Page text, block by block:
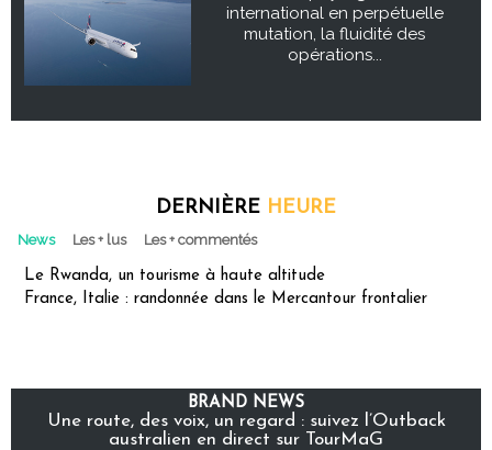
international en perpétuelle
mutation, la fluidité des
opérations...
DERNIÈRE HEURE
News Les + lus Les + commentés
Le Rwanda, un tourisme à haute altitude
France, Italie : randonnée dans le Mercantour frontalier
BRAND NEWS
Une route, des voix, un regard : suivez l’Outback
australien en direct sur TourMaG